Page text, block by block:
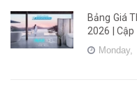
Bảng Giá
2026 |
Monday,